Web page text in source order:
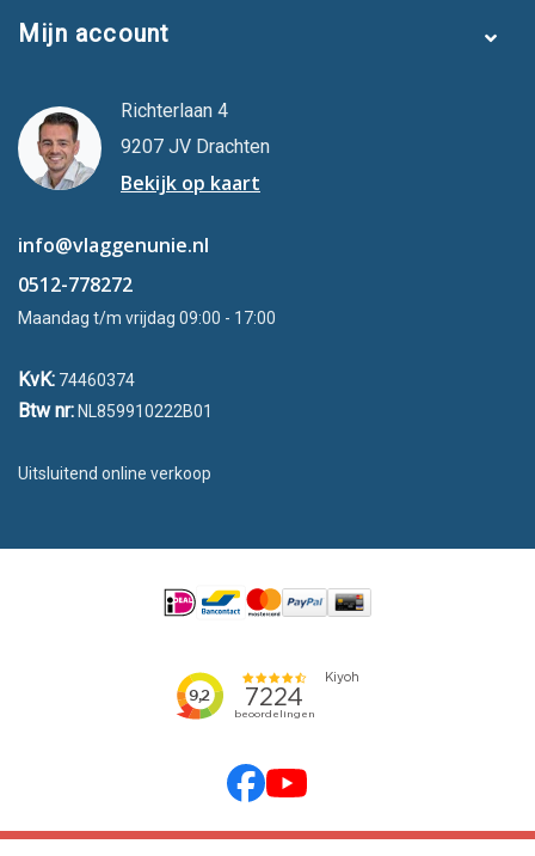
Mijn account
Richterlaan 4
9207 JV Drachten
Bekijk op kaart
info@vlaggenunie.nl
0512-778272
Maandag t/m vrijdag 09:00 - 17:00
KvK: 74460374
Btw nr: NL859910222B01
Uitsluitend online verkoop